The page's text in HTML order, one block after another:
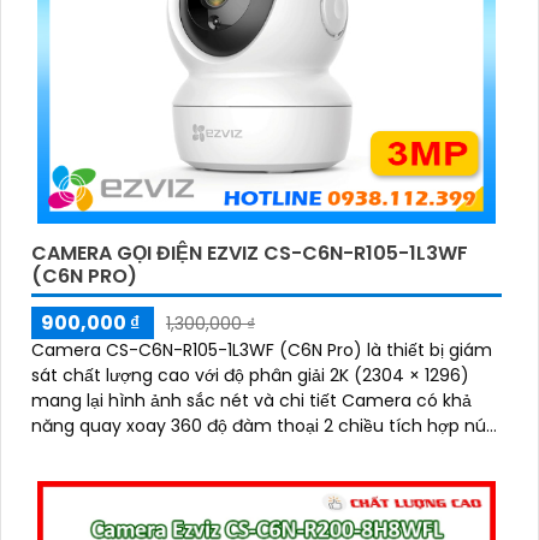
CAMERA GỌI ĐIỆN EZVIZ CS-C6N-R105-1L3WF
(C6N PRO)
900,000 ₫
1,300,000 ₫
Camera CS-C6N-R105-1L3WF (C6N Pro) là thiết bị giám
sát chất lượng cao với độ phân giải 2K (2304 × 1296)
mang lại hình ảnh sắc nét và chi tiết Camera có khả
năng quay xoay 360 độ đàm thoại 2 chiều tích hợp nút
xa Ngoài ra camera còn được trang bị công nghệ phát
hiện chuyển động thông minh tăng cường an ninh cho
không gian của bạn. Loại Camera quan sát Wifi Không